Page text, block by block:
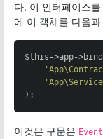
다. 이 인터페이스
에 이 객체를 다음
$this->app-
);
이것은 구문은